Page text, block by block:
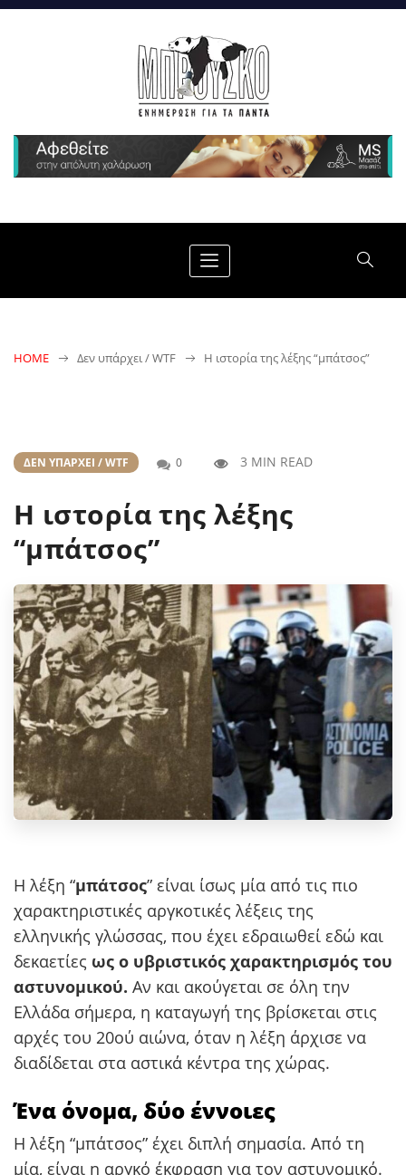
HOME Δεν υπάρχει / WTF Η ιστορία της λέξης “μπάτσος”
ΔΕΝ ΥΠΆΡΧΕΙ / WTF 0 3 MIN READ
Η ιστορία της λέξης
“μπάτσος”
Η λέξη “μπάτσος” είναι ίσως μία από τις πιο
χαρακτηριστικές αργκοτικές λέξεις της
ελληνικής γλώσσας, που έχει εδραιωθεί εδώ και
δεκαετίες ως ο υβριστικός χαρακτηρισμός του
αστυνομικού. Αν και ακούγεται σε όλη την
Ελλάδα σήμερα, η καταγωγή της βρίσκεται στις
αρχές του 20ού αιώνα, όταν η λέξη άρχισε να
διαδίδεται στα αστικά κέντρα της χώρας.
Ένα όνομα, δύο έννοιες
Η λέξη “μπάτσος” έχει διπλή σημασία. Από τη
μία, είναι η αργκό έκφραση για τον αστυνομικό.